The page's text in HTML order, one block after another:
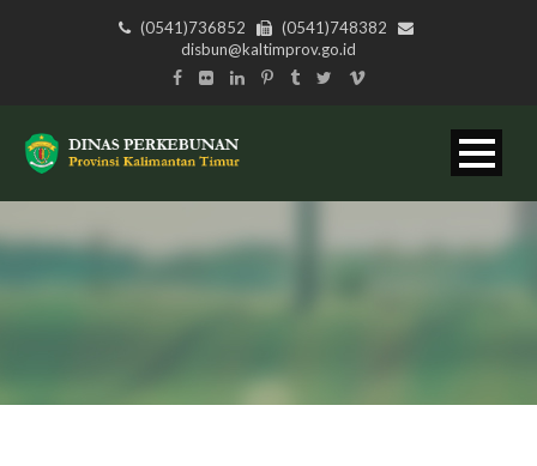
(0541)736852
(0541)748382
disbun@kaltimprov.go.id